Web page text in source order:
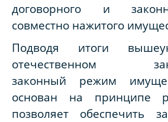
договорного и
совместно нажитого
Подводя итоги
отечественном
законный режим
основан на принципе
позволяет обеспечить